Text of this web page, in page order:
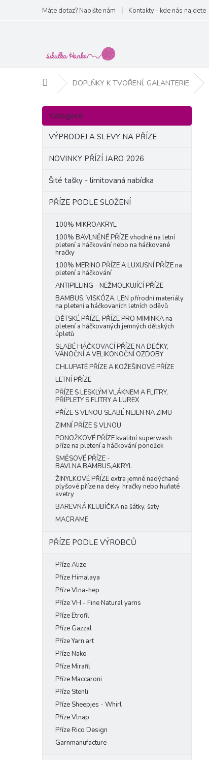
obsah
Máte dotaz? Napište nám Kontakty - kde nás najdete
Domů DOPLŇKY K TVOŘENÍ, GALANTERIE
P
s
Přeskočit
kategorie
Kategorie
VÝPRODEJ A SLEVY NA PŘÍZE
NOVINKY PŘÍZÍ JARO 2026
Šité tašky - limitovaná nabídka
PŘÍZE PODLE SLOŽENÍ
100% MIKROAKRYL
100% BAVLNĚNÉ PŘÍZE vhodné na letní
pletení a háčkování nebo na háčkované
hračky
100% MERINO PŘÍZE A LUXUSNÍ PŘÍZE na
pletení a háčkování
ANTIPILLING - NEŽMOLKUJÍCÍ PŘÍZE
BAMBUS, VISKÓZA, LEN přírodní materiály
na pletení a háčkovaních letních oděvů
DĚTSKÉ PŘÍZE, PŘÍZE PRO MIMINKA na
pletení a háčkovaných jemných dětských
úpletů
SLABÉ HÁČKOVACÍ PŘÍZE NA DEČKY,
VÁNOČNÍ A VELIKONOČNÍ OZDOBY
CHLUPATÉ PŘÍZE A KOŽEŠINOVÉ PŘÍZE
LETNÍ PŘÍZE
PŘÍZE S LESKLÝM VLÁKNEM A FLITRY,
PŘÍPLETY S FLITRY A LUREX
PŘÍZE S VLNOU SLABÉ NEJEN NA ZIMU
ZIMNÍ PŘÍZE S VLNOU
PONOŽKOVÉ PŘÍZE kvalitní superwash
příze na pletení a háčkování ponožek
SMĚSOVÉ PŘÍZE -
BAVLNA,BAMBUS,AKRYL
ŽINYLKOVÉ PŘÍZE extra jemné nadýchané
plyšové příze na deky, hračky nebo huňaté
svetry
BAREVNÁ KLUBÍČKA na šátky, šaty
MACRAME
PŘÍZE PODLE VÝROBCŮ
Příze Alize
Příze Himalaya
Příze Vlna-hep
Příze VH - Fine Natural yarns
Příze Etrofil
Příze Gazzal
Příze Yarn art
Příze Nako
Příze Mirafil
Příze Maccaroni
Příze Stenli
Příze Sheepjes - Whirl
Příze Vlnap
Příze Rico Design
Garnmanufacture